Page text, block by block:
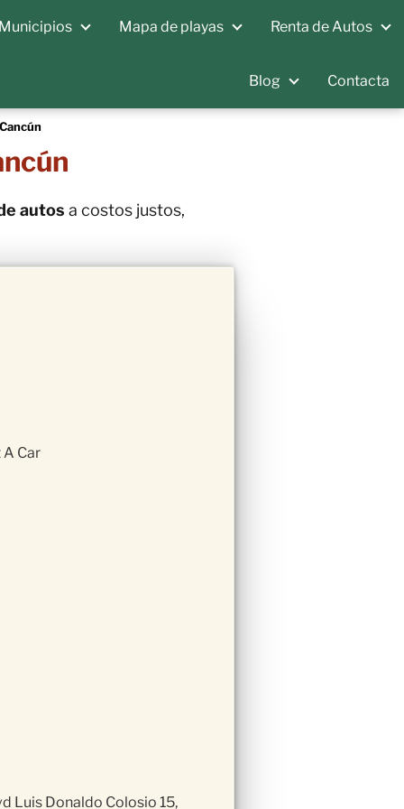
Municipios Mapa de playas Renta de Autos
Blog Contacta
autos a costos justos,
A Car
Luis Donaldo Colosio 15,